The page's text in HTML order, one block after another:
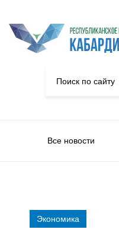
Все новости
Экономика